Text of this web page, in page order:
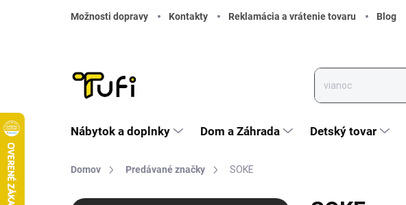
Možnosti dopravy
Kontakty Reklamácia a vrátenie tovaru Blog
Nábytok a doplnky Dom a Záhrada Detský tovar
Domov Predávané značky SOKE